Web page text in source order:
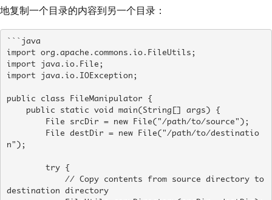
地复制一个目录的内容到另一个目录：
```java
import org.apache.commons.io.FileUtils;
import java.io.File;
import java.io.IOException;
public class FileManipulator {
n");
destination directory